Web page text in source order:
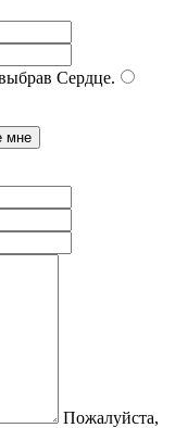
Сердце.
Пожалуйста,